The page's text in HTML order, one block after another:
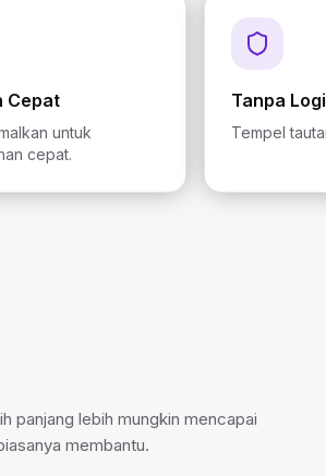
Cepat
untuk
cepat.
Tanpa
Tempel
panjang lebih mungkin mencapai
membantu.